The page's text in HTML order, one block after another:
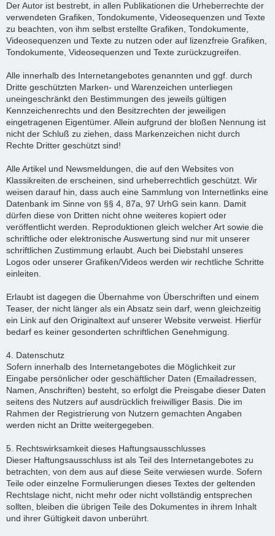
Der Autor ist bestrebt, in allen Publikationen die Urheberrechte der
verwendeten Grafiken, Tondokumente, Videosequenzen und Texte
zu beachten, von ihm selbst erstellte Grafiken, Tondokumente,
Videosequenzen und Texte zu nutzen oder auf lizenzfreie Grafiken,
Tondokumente, Videosequenzen und Texte zurückzugreifen.
Alle innerhalb des Internetangebotes genannten und ggf. durch
Dritte geschützten Marken- und Warenzeichen unterliegen
uneingeschränkt den Bestimmungen des jeweils gültigen
Kennzeichenrechts und den Besitzrechten der jeweiligen
eingetragenen Eigentümer. Allein aufgrund der bloßen Nennung ist
nicht der Schluß zu ziehen, dass Markenzeichen nicht durch
Rechte Dritter geschützt sind!
Alle Artikel und Newsmeldungen, die auf den Websites von
Klassikreiten.de erscheinen, sind urheberrechtlich geschützt. Wir
weisen darauf hin, dass auch eine Sammlung von Internetlinks eine
Datenbank im Sinne von §§ 4, 87a, 97 UrhG sein kann. Damit
dürfen diese von Dritten nicht ohne weiteres kopiert oder
veröffentlicht werden. Reproduktionen gleich welcher Art sowie die
schriftliche oder elektronische Auswertung sind nur mit unserer
schriftlichen Zustimmung erlaubt. Auch bei Diebstahl unseres
Logos oder unserer Grafiken/Videos werden wir rechtliche Schritte
einleiten.
Erlaubt ist dagegen die Übernahme von Überschriften und einem
Teaser, der nicht länger als ein Absatz sein darf, wenn gleichzeitig
ein Link auf den Originaltext auf unserer Website verweist. Hierfür
bedarf es keiner gesonderten schriftlichen Genehmigung.
4. Datenschutz
Sofern innerhalb des Internetangebotes die Möglichkeit zur
Eingabe persönlicher oder geschäftlicher Daten (Emailadressen,
Namen, Anschriften) besteht, so erfolgt die Preisgabe dieser Daten
seitens des Nutzers auf ausdrücklich freiwilliger Basis. Die im
Rahmen der Registrierung von Nutzern gemachten Angaben
werden nicht an Dritte weitergegeben.
5. Rechtswirksamkeit dieses Haftungsausschlusses
Dieser Haftungsausschluss ist als Teil des Internetangebotes zu
betrachten, von dem aus auf diese Seite verwiesen wurde. Sofern
Teile oder einzelne Formulierungen dieses Textes der geltenden
Rechtslage nicht, nicht mehr oder nicht vollständig entsprechen
sollten, bleiben die übrigen Teile des Dokumentes in ihrem Inhalt
und ihrer Gültigkeit davon unberührt.